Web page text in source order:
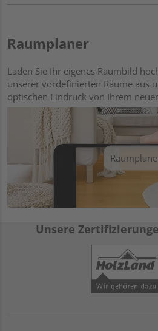
Raumplaner
Laden Sie Ihr eigenes Raumbild
unserer vordefinierten Räume aus
optischen Eindruck von Ihrem
Unsere